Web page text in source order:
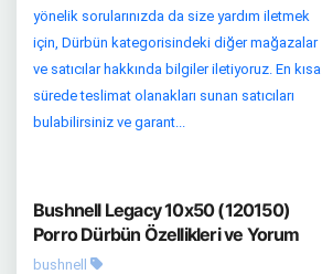
yönelik sorularınızda da size yardım iletmek
için, Dürbün kategorisindeki diğer mağazalar
ve satıcılar hakkında bilgiler iletiyoruz. En kısa
sürede teslimat olanakları sunan satıcıları
bulabilirsiniz ve garant...
Bushnell Legacy 10x50 (120150)
Porro Dürbün Özellikleri ve Yorum
bushnell